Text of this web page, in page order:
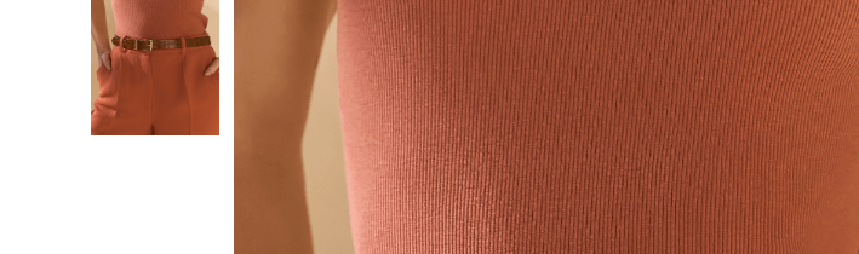
5 º
6º
camisa
7º